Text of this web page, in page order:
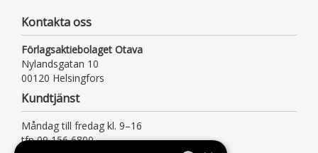
Kontakta oss
Förlagsaktiebolaget Otava
Nylandsgatan 10
00120 Helsingfors
Kundtjänst
Måndag till fredag kl. 9–16
tfn 09 156 6800